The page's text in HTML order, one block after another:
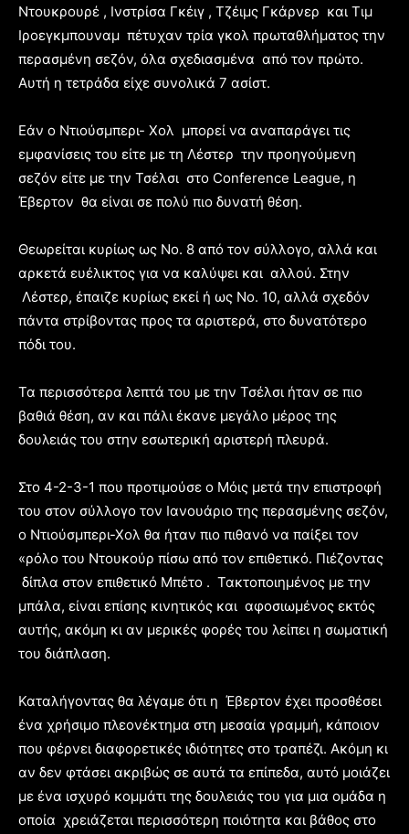
Ντουκρουρέ , Ινστρίσα Γκέιγ , Τζέιμς Γκάρνερ και Τιμ
Ιροεγκμπουναμ πέτυχαν τρία γκολ πρωταθλήματος την
περασμένη σεζόν, όλα σχεδιασμένα από τον πρώτο.
Αυτή η τετράδα είχε συνολικά 7 ασίστ.
Εάν ο Ντιούσμπερι- Χολ μπορεί να αναπαράγει τις
εμφανίσεις του είτε με τη Λέστερ την προηγούμενη
σεζόν είτε με την Τσέλσι στο Conference League, η
Έβερτον θα είναι σε πολύ πιο δυνατή θέση.
Θεωρείται κυρίως ως Νο. 8 από τον σύλλογο, αλλά και
αρκετά ευέλικτος για να καλύψει και αλλού. Στην
Λέστερ, έπαιζε κυρίως εκεί ή ως Νο. 10, αλλά σχεδόν
πάντα στρίβοντας προς τα αριστερά, στο δυνατότερο
πόδι του.
Τα περισσότερα λεπτά του με την Τσέλσι ήταν σε πιο
βαθιά θέση, αν και πάλι έκανε μεγάλο μέρος της
δουλειάς του στην εσωτερική αριστερή πλευρά.
Στο 4-2-3-1 που προτιμούσε ο Μόις μετά την επιστροφή
του στον σύλλογο τον Ιανουάριο της περασμένης σεζόν,
ο Ντιούσμπερι-Χολ θα ήταν πιο πιθανό να παίξει τον
«ρόλο του Ντουκούρ πίσω από τον επιθετικό. Πιέζοντας
δίπλα στον επιθετικό Μπέτο . Τακτοποιημένος με την
μπάλα, είναι επίσης κινητικός και αφοσιωμένος εκτός
αυτής, ακόμη κι αν μερικές φορές του λείπει η σωματική
του διάπλαση.
Καταλήγοντας θα λέγαμε ότι η Έβερτον έχει προσθέσει
ένα χρήσιμο πλεονέκτημα στη μεσαία γραμμή, κάποιον
που φέρνει διαφορετικές ιδιότητες στο τραπέζι. Ακόμη κι
αν δεν φτάσει ακριβώς σε αυτά τα επίπεδα, αυτό μοιάζει
με ένα ισχυρό κομμάτι της δουλειάς του για μια ομάδα η
οποία χρειάζεται περισσότερη ποιότητα και βάθος στο